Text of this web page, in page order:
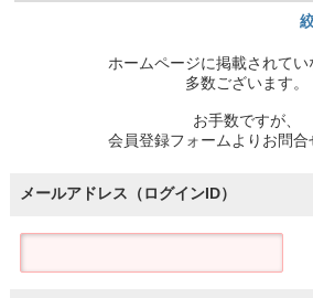
住宅ローン控除シミュレータホームページに掲載されてい
多数ございます。
お手数ですが、
会員登録フォームよりお問合
メールアドレス（ログインID）